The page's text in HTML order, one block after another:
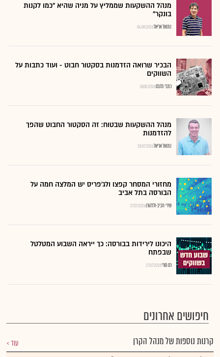
מנהל ההשקעות שממליץ על מניה שהיא "כמו לקנות
בונקר"
04.08.2026נתנאל אריאל
הבכיר שרואה הזדמנות בסקטור חבוט - ועוד כתבות על
השווקים
01.08.2026כתבי גלובס
מנהל ההשקעות שבטוח: זה הסקטור החבוט שהפך
להזדמנות
28.07.2026נתנאל אריאל
מחזורי המסחר קפצו ולג'פריס יש המלצה חמה על
הבורסה בתל אביב
27.07.2026שירי חביב-ולדהורן
היכונו לירידות בבורסה: כך ייראה השבוע המטלטל
שבפתח
27.07.2026רם מורי
חיפושים אחרונים
קרנות נוספות של מנהל הקרן עוד